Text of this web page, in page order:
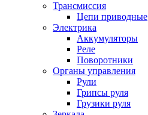
Трансмиссия
Цепи приводные
Электрика
Аккумуляторы
Реле
Поворотники
Органы управления
Рули
Грипсы руля
Грузики руля